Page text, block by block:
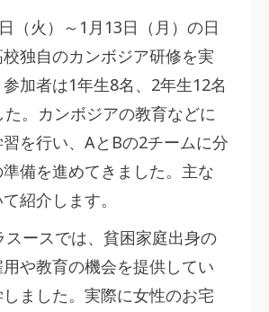
（火）～1月13日（月）の日
独自のカンボジア研修を実
加者は1年生8名、2年生12名
。カンボジアの教育などに
を行い、AとBの2チームに分
備を進めてきました。主な
紹介します。
スースでは、貧困家庭出身の
や教育の機会を提供してい
ました。実際に女性のお宅